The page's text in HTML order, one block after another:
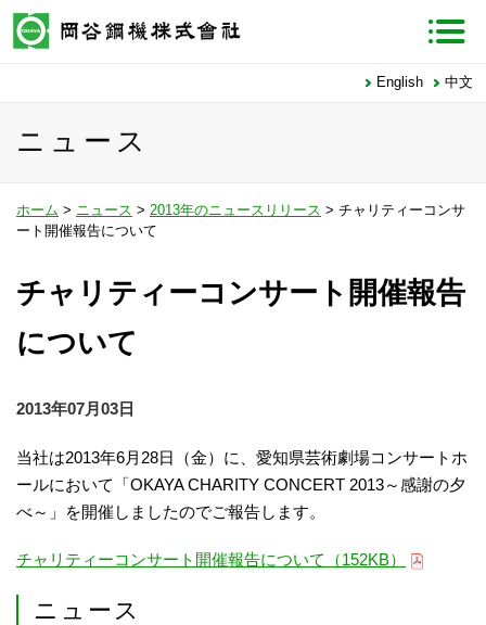
English 中文
ニュース
ホーム > ニュース > 2013年のニュースリリース > チャリティーコンサ
ート開催報告について
チャリティーコンサート開催報告
について
2013年07月03日
当社は2013年6月28日（金）に、愛知県芸術劇場コンサートホ
ールにおいて「OKAYA CHARITY CONCERT 2013～感謝の夕
べ～」を開催しましたのでご報告します。
チャリティーコンサート開催報告について（152KB）
ニュース